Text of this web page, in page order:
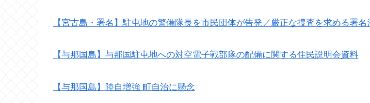
【宮古島・署名】駐屯地の警備隊長を市民団体が告発／厳正な捜査を求める署名
【与那国島】与那国駐屯地への対空電子戦部隊の配備に関する住民説明会資料
【与那国島】陸自増強 町自治に懸念